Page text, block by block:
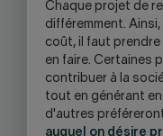
Chaque projet de
différemment.
coût, il faut
en faire. Certaines
contribuer à la
tout en générant
d'autres
auquel on désire